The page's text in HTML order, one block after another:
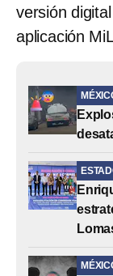
versión
aplicación